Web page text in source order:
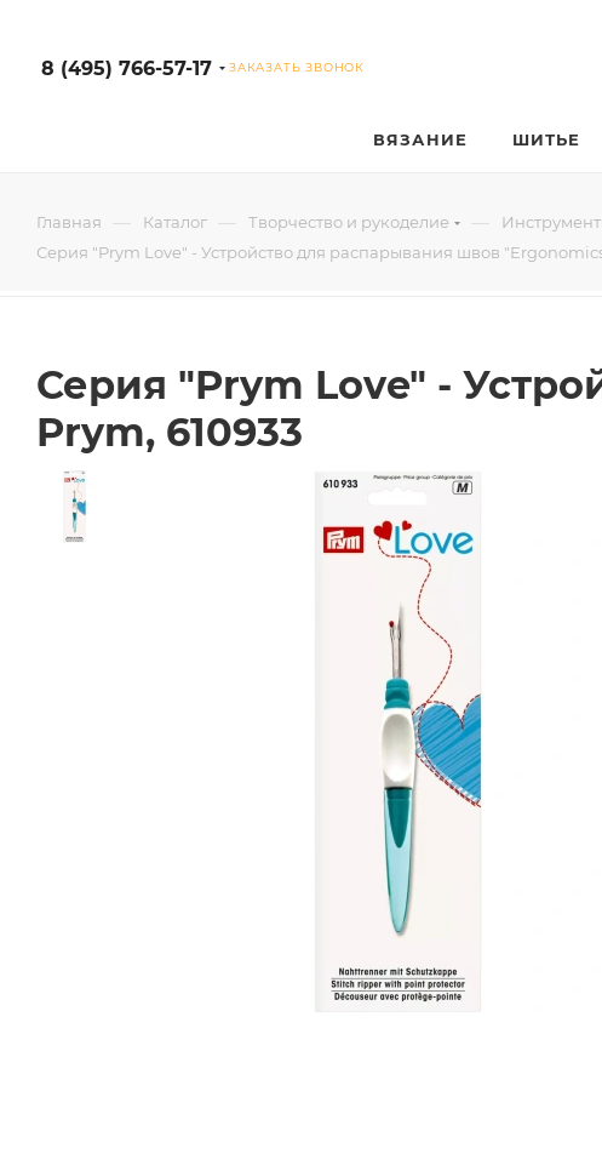
8 (495) 766-57-17 ЗАКАЗАТЬ ЗВОНОК
ВЯЗАНИЕ ШИТЬЕ
Главная — Каталог — Творчество и рукоделие —
Серия "Prym Love" - Устройство для распарывания швов
Серия "Prym Love" -
Prym, 610933